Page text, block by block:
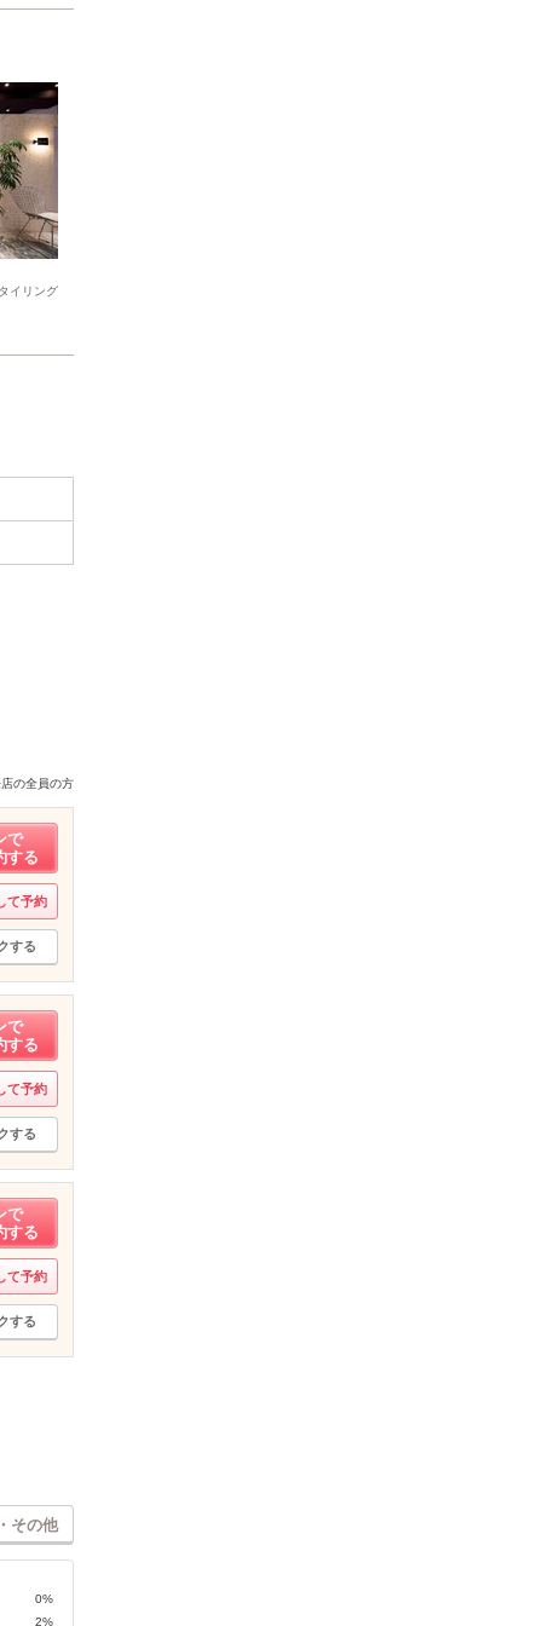
イリング
の全員の方
で
する
て予約
する
で
する
て予約
する
で
する
て予約
する
その他
0%
2%